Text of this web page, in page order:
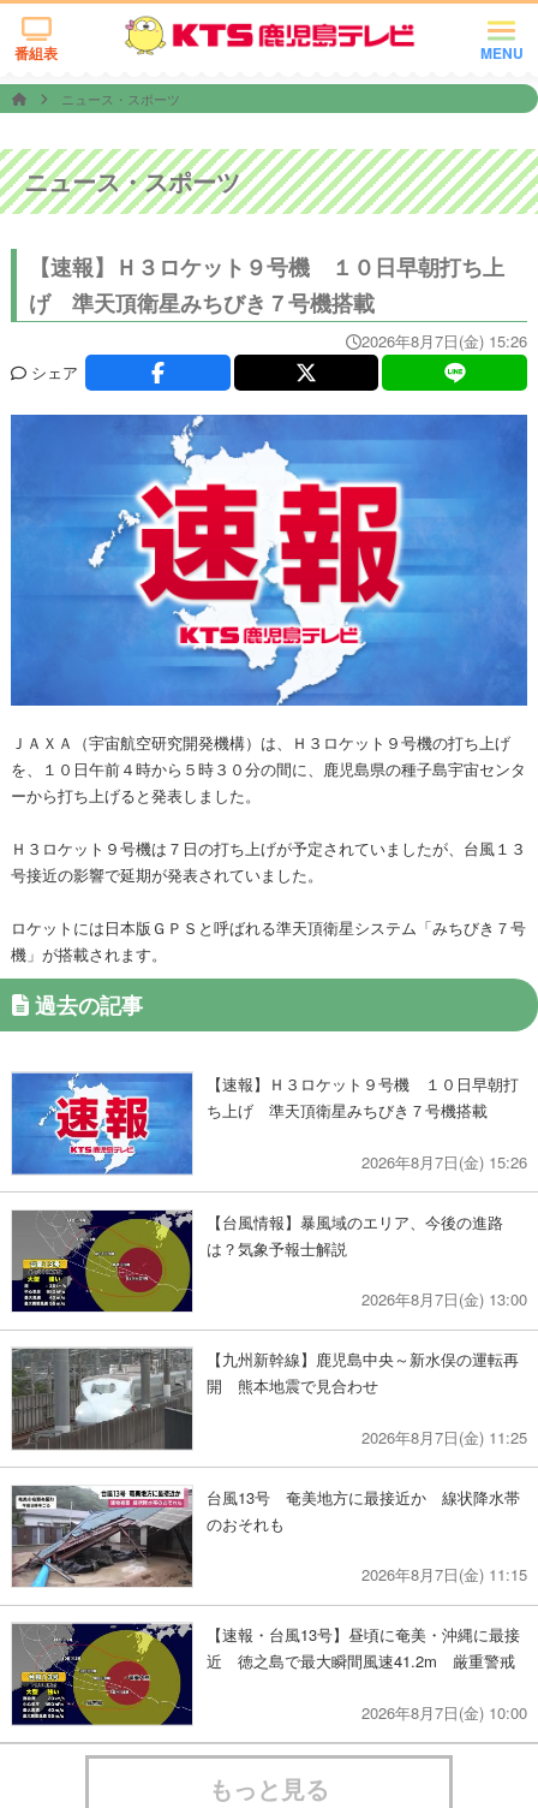
MENU
番組表
ニュース・スポーツ
ニュース・スポーツ
【速報】Ｈ３ロケット９号機 １０日早朝打ち上
げ 準天頂衛星みちびき７号機搭載
2026年8月7日(金) 15:26
シェア
ＪＡＸＡ（宇宙航空研究開発機構）は、Ｈ３ロケット９号機の打ち上げ
を、１０日午前４時から５時３０分の間に、鹿児島県の種子島宇宙センタ
ーから打ち上げると発表しました。
Ｈ３ロケット９号機は７日の打ち上げが予定されていましたが、台風１３
号接近の影響で延期が発表されていました。
ロケットには日本版ＧＰＳと呼ばれる準天頂衛星システム「みちびき７号
機」が搭載されます。
過去の記事
【速報】Ｈ３ロケット９号機 １０日早朝打
ち上げ 準天頂衛星みちびき７号機搭載
2026年8月7日(金) 15:26
【台風情報】暴風域のエリア、今後の進路
は？気象予報士解説
2026年8月7日(金) 13:00
【九州新幹線】鹿児島中央～新水俣の運転再
開 熊本地震で見合わせ
2026年8月7日(金) 11:25
台風13号 奄美地方に最接近か 線状降水帯
のおそれも
2026年8月7日(金) 11:15
【速報・台風13号】昼頃に奄美・沖縄に最接
近 徳之島で最大瞬間風速41.2m 厳重警戒
2026年8月7日(金) 10:00
もっと見る